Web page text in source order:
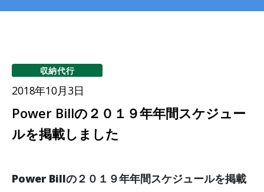
収納代行
2018年10月3日
Power Billの２０１９年年間スケジュー
ルを掲載しました
Power Billの２０１９年年間スケジュールを掲載